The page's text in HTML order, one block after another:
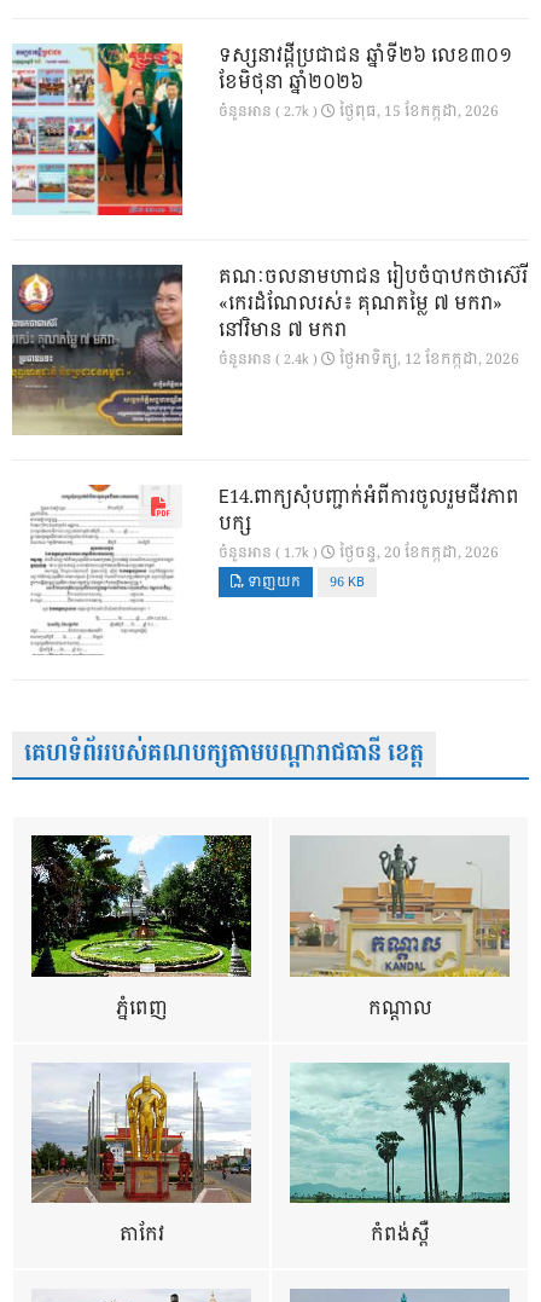
ទស្សនាវដ្ដីប្រជាជន ឆ្នាំទី២៦ លេខ៣០១
ខែមិថុនា ឆ្នាំ២០២៦
ចំនួនអាន ( 2.7k ) ថ្ងៃ​ពុធ, 15 ខែ​កក្កដា, 2026
គណៈចលនាមហាជន រៀបចំបាឋកថាស៊េរី
«កេរដំណែលរស់៖ គុណតម្លៃ ៧ មករា»
នៅវិមាន ៧ មករា
ចំនួនអាន ( 2.4k ) ថ្ងៃ​អាទិត្យ, 12 ខែ​កក្កដា, 2026
E14.ពាក្យសុំបញ្ជាក់អំពីការចូលរួមជីវភាព
បក្ស
ចំនួនអាន ( 1.7k ) ថ្ងៃ​ចន្ទ, 20 ខែ​កក្កដា, 2026
ទាញយក 96 KB
គេហទំព័ររបស់គណបក្សតាមបណ្តារាជធានី ខេត្ត
ភ្នំពេញ កណ្តាល
តាកែវ កំពង់ស្ពឺ